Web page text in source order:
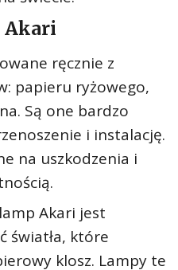
Akari
ręcznie z
papieru ryżowego,
Są one bardzo
i instalację.
na uszkodzenia i
Akari jest
światła, które
klosz. Lampy te